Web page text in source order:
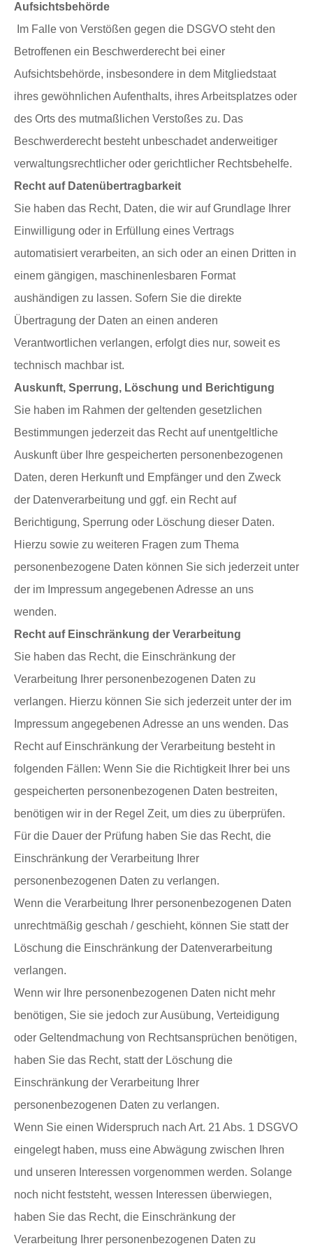
Aufsichtsbehörde
Im Falle von Verstößen gegen die DSGVO steht den
Betroffenen ein Beschwerderecht bei einer
Aufsichtsbehörde, insbesondere in dem Mitgliedstaat
ihres gewöhnlichen Aufenthalts, ihres Arbeitsplatzes oder
des Orts des mutmaßlichen Verstoßes zu. Das
Beschwerderecht besteht unbeschadet anderweitiger
verwaltungsrechtlicher oder gerichtlicher Rechtsbehelfe.
Recht auf Datenübertragbarkeit
Sie haben das Recht, Daten, die wir auf Grundlage Ihrer
Einwilligung oder in Erfüllung eines Vertrags
automatisiert verarbeiten, an sich oder an einen Dritten in
einem gängigen, maschinenlesbaren Format
aushändigen zu lassen. Sofern Sie die direkte
Übertragung der Daten an einen anderen
Verantwortlichen verlangen, erfolgt dies nur, soweit es
technisch machbar ist.
Auskunft, Sperrung, Löschung und Berichtigung
Sie haben im Rahmen der geltenden gesetzlichen
Bestimmungen jederzeit das Recht auf unentgeltliche
Auskunft über Ihre gespeicherten personenbezogenen
Daten, deren Herkunft und Empfänger und den Zweck
der Datenverarbeitung und ggf. ein Recht auf
Berichtigung, Sperrung oder Löschung dieser Daten.
Hierzu sowie zu weiteren Fragen zum Thema
personenbezogene Daten können Sie sich jederzeit unter
der im Impressum angegebenen Adresse an uns
wenden.
Recht auf Einschränkung der Verarbeitung
Sie haben das Recht, die Einschränkung der
Verarbeitung Ihrer personenbezogenen Daten zu
verlangen. Hierzu können Sie sich jederzeit unter der im
Impressum angegebenen Adresse an uns wenden. Das
Recht auf Einschränkung der Verarbeitung besteht in
folgenden Fällen: Wenn Sie die Richtigkeit Ihrer bei uns
gespeicherten personenbezogenen Daten bestreiten,
benötigen wir in der Regel Zeit, um dies zu überprüfen.
Für die Dauer der Prüfung haben Sie das Recht, die
Einschränkung der Verarbeitung Ihrer
personenbezogenen Daten zu verlangen.
Wenn die Verarbeitung Ihrer personenbezogenen Daten
unrechtmäßig geschah / geschieht, können Sie statt der
Löschung die Einschränkung der Datenverarbeitung
verlangen.
Wenn wir Ihre personenbezogenen Daten nicht mehr
benötigen, Sie sie jedoch zur Ausübung, Verteidigung
oder Geltendmachung von Rechtsansprüchen benötigen,
haben Sie das Recht, statt der Löschung die
Einschränkung der Verarbeitung Ihrer
personenbezogenen Daten zu verlangen.
Wenn Sie einen Widerspruch nach Art. 21 Abs. 1 DSGVO
eingelegt haben, muss eine Abwägung zwischen Ihren
und unseren Interessen vorgenommen werden. Solange
noch nicht feststeht, wessen Interessen überwiegen,
haben Sie das Recht, die Einschränkung der
Verarbeitung Ihrer personenbezogenen Daten zu